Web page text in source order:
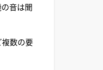
音は聞
数の要